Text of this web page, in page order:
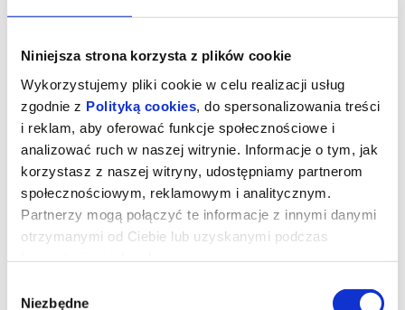
Niniejsza strona korzysta z plików cookie
Wykorzystujemy pliki cookie w celu realizacji usług
zgodnie z Polityką cookies , do spersonalizowania treści
i reklam, aby oferować funkcje społecznościowe i
analizować ruch w naszej witrynie. Informacje o tym, jak
korzystasz z naszej witryny, udostępniamy partnerom
społecznościowym, reklamowym i analitycznym.
Partnerzy mogą połączyć te informacje z innymi danymi
otrzymanymi od Ciebie lub uzyskanymi podczas
zgody
Niezbędne
Drzewo magii
„Drzewo magii” to spektakularna i pełna ciepła ekranizacja na
podstawie uwielbianej serii książek dla dzieci autorstwa Enit
Polly i Tim wraz z trójką dzieci to współczesna rodzina, która staje
prowincję. Wkrótce po przyjeździe okazuje się, że najmłodsi
muszą obejść się bez Wi-Fi i ukochanych elektronicznych